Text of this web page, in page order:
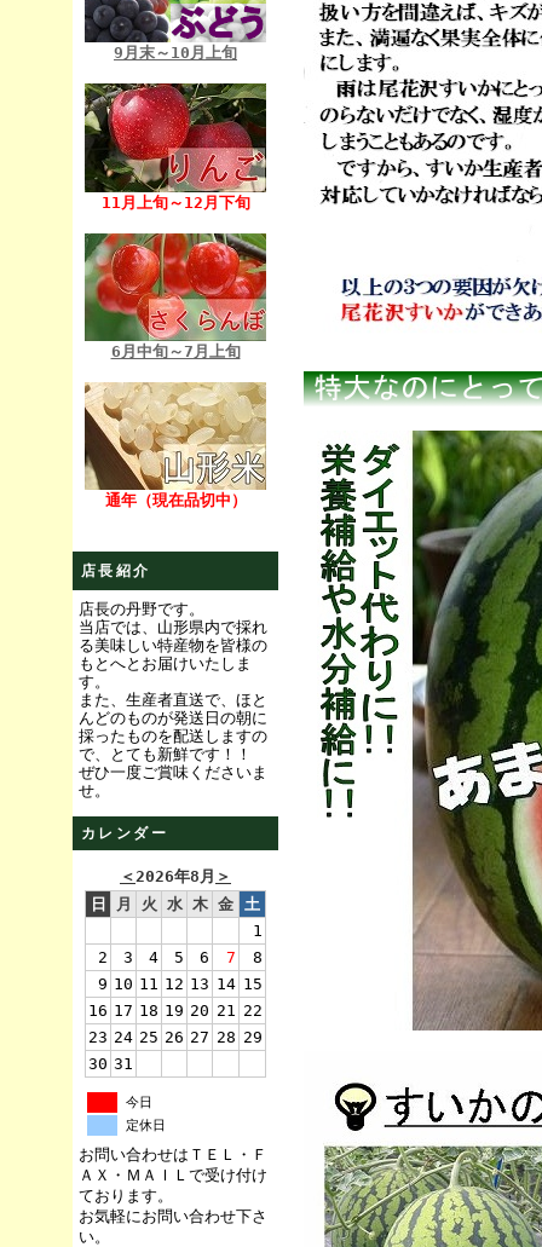
9月末～10月上旬
11月上旬～12月下旬
6月中旬～7月上旬
通年（現在品切中）
店長紹介
店長の丹野です。
当店では、山形県内で採れ
る美味しい特産物を皆様の
もとへとお届けいたしま
す。
また、生産者直送で、ほと
んどのものが発送日の朝に
採ったものを配送しますの
で、とても新鮮です！！
ぜひ一度ご賞味くださいま
せ。
カレンダー
＜2026年8月 ＞
日
月 火 水 木 金 土
1
2
3 4 5 6 7
8
9 10 11 12 13 14 15
16 17 18 19 20 21 22
23 24 25 26 27 28 29
30 31
今日
定休日
お問い合わせはＴＥＬ・Ｆ
ＡＸ・ＭＡＩＬで受け付け
ております。
お気軽にお問い合わせ下さ
い。